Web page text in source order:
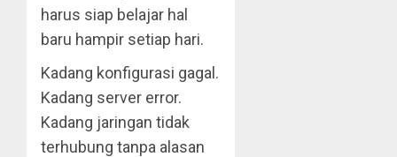
harus siap belajar hal
baru hampir setiap hari.
Kadang konfigurasi gagal.
Kadang server error.
Kadang jaringan tidak
terhubung tanpa alasan